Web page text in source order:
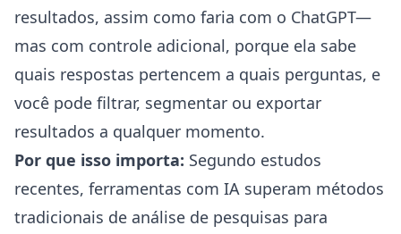
resultados, assim como faria com o ChatGPT—
mas com controle adicional, porque ela sabe
quais respostas pertencem a quais perguntas, e
você pode filtrar, segmentar ou exportar
resultados a qualquer momento.
Por que isso importa: Segundo estudos
recentes, ferramentas com IA superam métodos
tradicionais de análise de pesquisas para